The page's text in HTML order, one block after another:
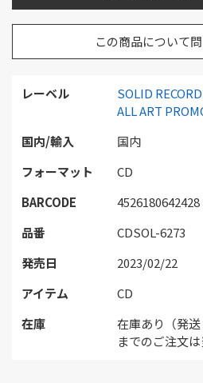
レーベル
SOLID
ALL ART
国内/輸入
国内
フォーマット
CD
BARCODE
4526180642428
品番
CDSOL-6273
発売日
2023/02/22
アイテム
CD
在庫
在庫あり（発
までのご注文は
この商品について